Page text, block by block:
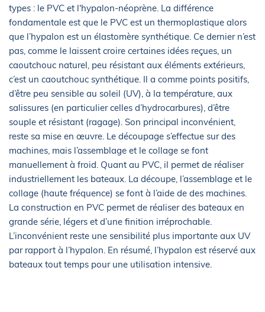
types : le PVC et l'hypalon-néoprène. La différence
fondamentale est que le PVC est un thermoplastique alors
que l’hypalon est un élastomère synthétique. Ce dernier n’est
pas, comme le laissent croire certaines idées reçues, un
caoutchouc naturel, peu résistant aux éléments extérieurs,
c’est un caoutchouc synthétique. Il a comme points positifs,
d’être peu sensible au soleil (UV), à la température, aux
salissures (en particulier celles d’hydrocarbures), d’être
souple et résistant (ragage). Son principal inconvénient,
reste sa mise en œuvre. Le découpage s’effectue sur des
machines, mais l’assemblage et le collage se font
manuellement à froid. Quant au PVC, il permet de réaliser
industriellement les bateaux. La découpe, l’assemblage et le
collage (haute fréquence) se font à l’aide de des machines.
La construction en PVC permet de réaliser des bateaux en
grande série, légers et d’une finition irréprochable.
L’inconvénient reste une sensibilité plus importante aux UV
par rapport à l’hypalon. En résumé, l’hypalon est réservé aux
bateaux tout temps pour une utilisation intensive.